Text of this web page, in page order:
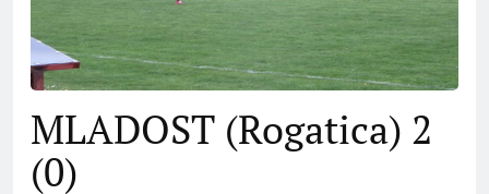
MLADOST (Rogatica) 2
(0)